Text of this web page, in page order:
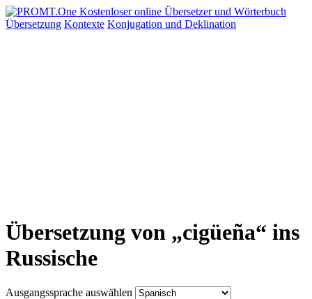
Übersetzung Kontexte Konjugation und Deklination
Übersetzung von „cigüeña“ ins
Russische
Ausgangssprache auswählen